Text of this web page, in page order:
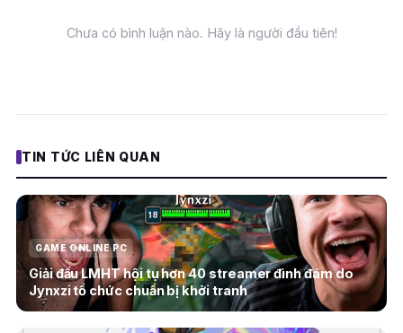
Chưa có bình luận nào. Hãy là người đầu tiên!
TIN TỨC LIÊN QUAN
GAME ONLINE PC
Giải đấu LMHT hội tụ hơn 40 streamer đình đám do
Jynxzi tổ chức chuẩn bị khởi tranh